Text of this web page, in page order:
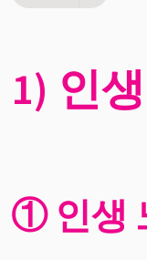
1) 인
① 인생